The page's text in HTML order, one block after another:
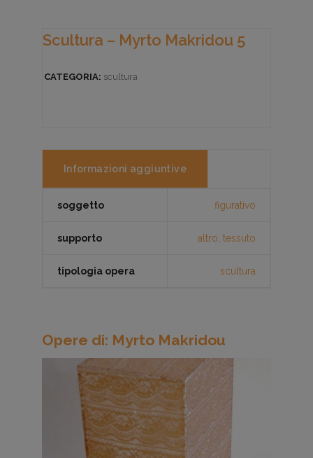
Scultura – Myrto Makridou 5
CATEGORIA: scultura
Informazioni aggiuntive
soggetto figurativo
supporto altro, tessuto
tipologia opera scultura
Opere di: Myrto Makridou